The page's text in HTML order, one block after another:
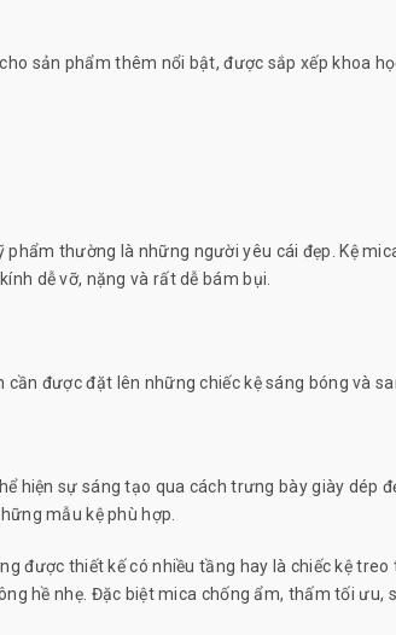
sản phẩm thêm nổi bật, được sắp xếp khoa
phẩm thường là những người yêu cái đẹp. Kệ
dễ vỡ, nặng và rất dễ bám bụi.
được đặt lên những chiếc kệ sáng bóng và
hiện sự sáng tạo qua cách trưng bày giày
mẫu kệ phù hợp.
được thiết kế có nhiều tầng hay là chiếc kệ
hề nhẹ. Đặc biệt mica chống ẩm, thấm tối